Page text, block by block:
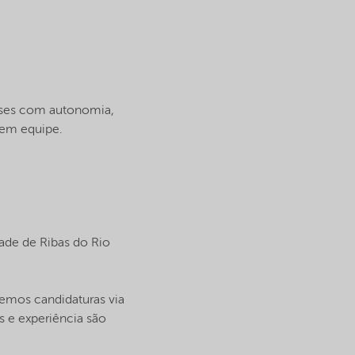
com autonomia,
equipe.
de Ribas do Rio
candidaturas via
e experiência são